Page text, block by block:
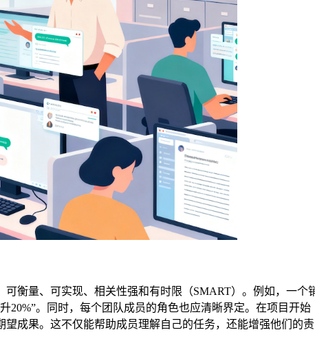
衡量、可实现、相关性强和有时限（SMART）。例如，一个
20%”。同时，每个团队成员的角色也应清晰界定。在项目开始
成果。这不仅能帮助成员理解自己的任务，还能增强他们的责